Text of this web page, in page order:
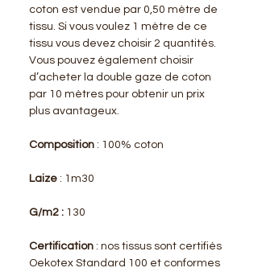
coton est vendue par 0,50 mètre de
tissu. Si vous voulez 1 mètre de ce
tissu vous devez choisir 2 quantités.
Vous pouvez également choisir
d’acheter la double gaze de coton
par 10 mètres pour obtenir un prix
plus avantageux.
Composition : 100% coton
Laize : 1m30
G/m2 : 130
Certification : nos tissus sont certifiés
Oekotex Standard 100 et conformes